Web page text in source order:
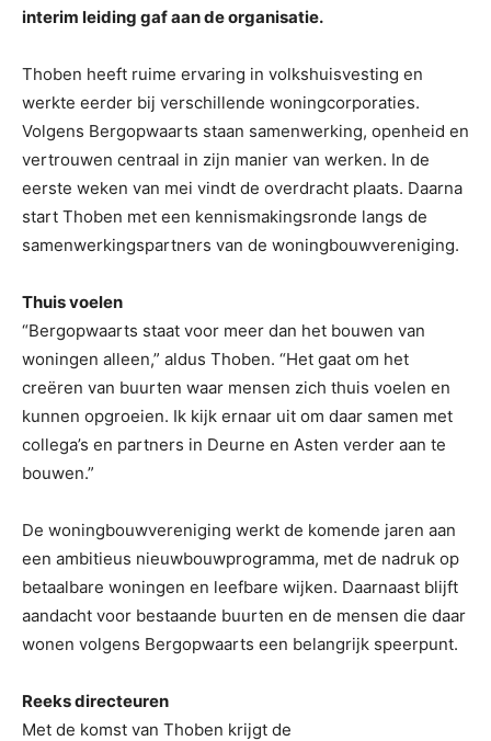
interim leiding gaf aan de organisatie.
Thoben heeft ruime ervaring in volkshuisvesting en
werkte eerder bij verschillende woningcorporaties.
Volgens Bergopwaarts staan samenwerking, openheid en
vertrouwen centraal in zijn manier van werken. In de
eerste weken van mei vindt de overdracht plaats. Daarna
start Thoben met een kennismakingsronde langs de
samenwerkingspartners van de woningbouwvereniging.
Thuis voelen
“Bergopwaarts staat voor meer dan het bouwen van
woningen alleen,” aldus Thoben. “Het gaat om het
creëren van buurten waar mensen zich thuis voelen en
kunnen opgroeien. Ik kijk ernaar uit om daar samen met
collega’s en partners in Deurne en Asten verder aan te
bouwen.”
De woningbouwvereniging werkt de komende jaren aan
een ambitieus nieuwbouwprogramma, met de nadruk op
betaalbare woningen en leefbare wijken. Daarnaast blijft
aandacht voor bestaande buurten en de mensen die daar
wonen volgens Bergopwaarts een belangrijk speerpunt.
Reeks directeuren
Met de komst van Thoben krijgt de